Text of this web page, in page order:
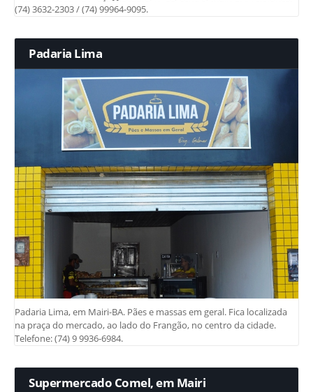
(74) 3632-2303 / (74) 99964-9095.
Padaria Lima
Padaria Lima, em Mairi-BA. Pães e massas em geral. Fica localizada
na praça do mercado, ao lado do Frangão, no centro da cidade.
Telefone: (74) 9 9936-6984.
Supermercado Comel, em Mairi